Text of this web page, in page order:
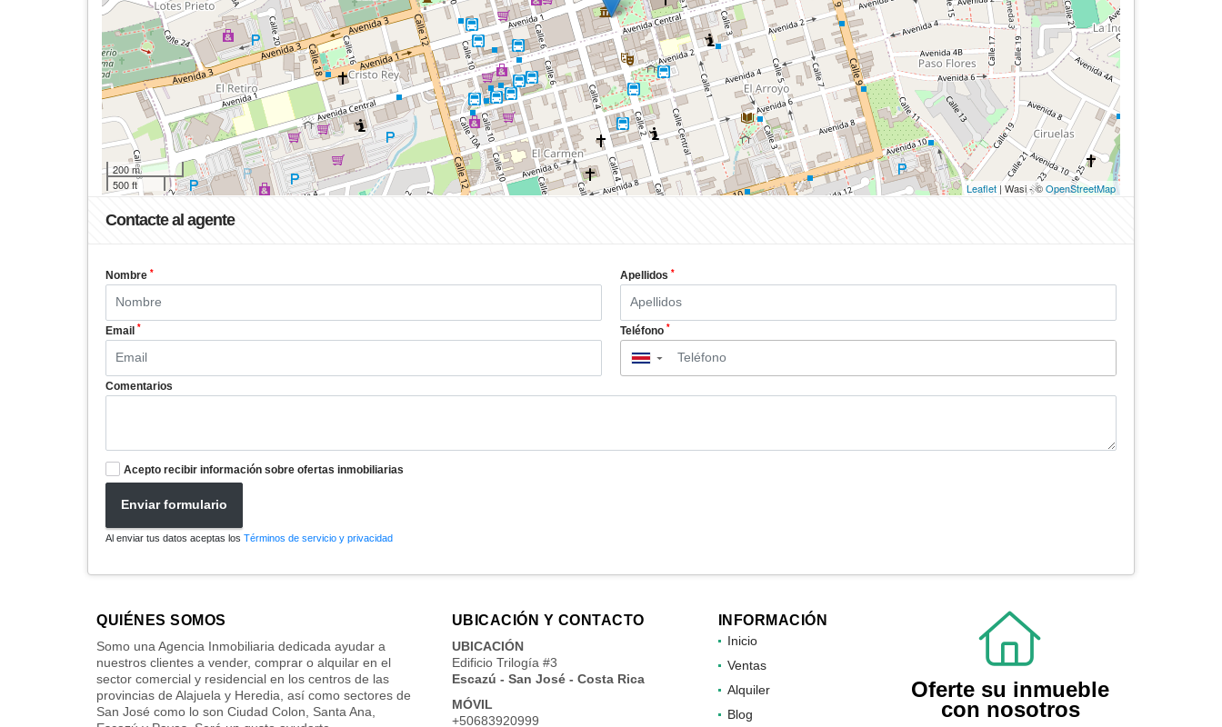
200 m
500 ft
Leaflet | Wasi - ©OpenStreetMap
Contacte al agente
Nombre * Apellidos *
Email * Teléfono *
▼
Comentarios
Acepto recibir información sobre ofertas inmobiliarias
Enviar formulario
Al enviar tus datos aceptas los Términos de servicio y privacidad
QUIÉNES SOMOS
Somo una Agencia Inmobiliaria dedicada ayudar a
nuestros clientes a vender, comprar o alquilar en el
sector comercial y residencial en los centros de las
provincias de Alajuela y Heredia, así como sectores de
San José como lo son Ciudad Colon, Santa Ana,
UBICACIÓN Y CONTACTO
UBICACIÓN
Edificio Trilogía #3
Escazú - San José - Costa Rica
MÓVIL
+50683920999
INFORMACIÓN
Inicio
Ventas
Alquiler
Blog
Oferte su inmueble
con nosotros